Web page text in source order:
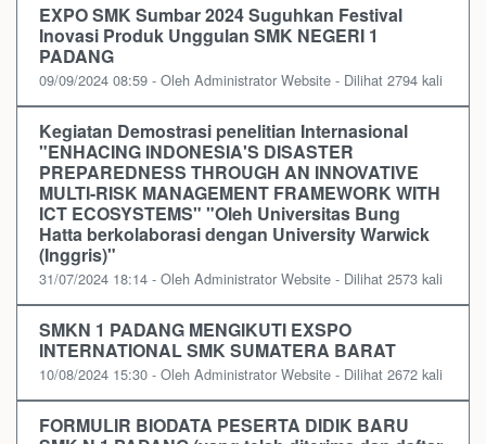
EXPO SMK Sumbar 2024 Suguhkan Festival
Inovasi Produk Unggulan SMK NEGERI 1
PADANG
09/09/2024 08:59 - Oleh Administrator Website - Dilihat 2794 kali
Kegiatan Demostrasi penelitian Internasional
"ENHACING INDONESIA'S DISASTER
PREPAREDNESS THROUGH AN INNOVATIVE
MULTI-RISK MANAGEMENT FRAMEWORK WITH
ICT ECOSYSTEMS" "Oleh Universitas Bung
Hatta berkolaborasi dengan University Warwick
(Inggris)"
31/07/2024 18:14 - Oleh Administrator Website - Dilihat 2573 kali
SMKN 1 PADANG MENGIKUTI EXSPO
INTERNATIONAL SMK SUMATERA BARAT
10/08/2024 15:30 - Oleh Administrator Website - Dilihat 2672 kali
FORMULIR BIODATA PESERTA DIDIK BARU